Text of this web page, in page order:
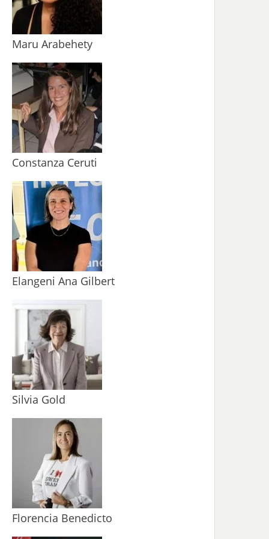
Maru Arabehety
Constanza Ceruti
Elangeni Ana Gilbert
Silvia Gold
Florencia Benedicto